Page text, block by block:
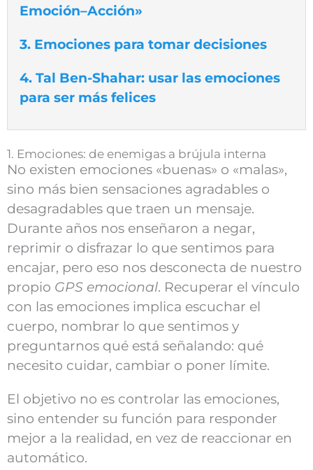
Emoción–Acción»
3. Emociones para tomar decisiones
4. Tal Ben-Shahar: usar las emociones
para ser más felices
1. Emociones: de enemigas a brújula interna
No existen emociones «buenas» o «malas»,
sino más bien sensaciones agradables o
desagradables que traen un mensaje.
Durante años nos enseñaron a negar,
reprimir o disfrazar lo que sentimos para
encajar, pero eso nos desconecta de nuestro
propio GPS emocional. Recuperar el vínculo
con las emociones implica escuchar el
cuerpo, nombrar lo que sentimos y
preguntarnos qué está señalando: qué
necesito cuidar, cambiar o poner límite.
El objetivo no es controlar las emociones,
sino entender su función para responder
mejor a la realidad, en vez de reaccionar en
automático.